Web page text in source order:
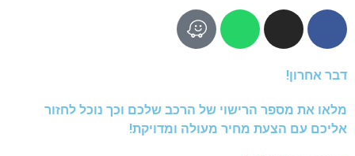
דבר אחרון!
מלאו את מספר הרישוי של הרכב שלכם וכך נוכל לחזור
אליכם עם הצעת מחיר מעולה ומדויקת!